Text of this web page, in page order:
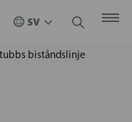
biståndslinje